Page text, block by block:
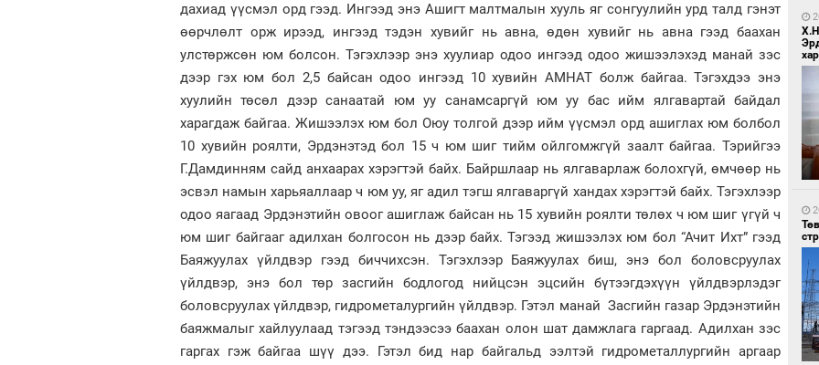
дахиад үүсмэл орд гээд. Ингээд энэ Ашигт малтмалын хууль яг сонгуулийн урд талд гэнэт
өөрчлөлт орж ирээд, ингээд тэдэн хувийг нь авна, өдөн хувийг нь авна гээд баахан
улстөржсөн юм болсон. Тэгэхлээр энэ хуулиар одоо ингээд одоо жишээлэхэд манай зэс
дээр гэх юм бол 2,5 байсан одоо ингээд 10 хувийн АМНАТ болж байгаа. Тэгэхдээ энэ
хуулийн төсөл дээр санаатай юм уу санамсаргүй юм уу бас ийм ялгавартай байдал
харагдаж байгаа. Жишээлэх юм бол Оюу толгой дээр ийм үүсмэл орд ашиглах юм болбол
10 хувийн роялти, Эрдэнэтэд бол 15 ч юм шиг тийм ойлгомжгүй заалт байгаа. Тэрийгээ
Г.Дамдинням сайд анхаарах хэрэгтэй байх. Байршлаар нь ялгаварлаж болохгүй, өмчөөр нь
эсвэл намын харьяаллаар ч юм уу, яг адил тэгш ялгаваргүй хандах хэрэгтэй байх. Тэгэхлээр
одоо яагаад Эрдэнэтийн овоог ашиглаж байсан нь 15 хувийн роялти төлөх ч юм шиг үгүй ч
юм шиг байгааг адилхан болгосон нь дээр байх. Тэгээд жишээлэх юм бол “Ачит Ихт” гээд
Баяжуулах үйлдвэр гээд биччихсэн. Тэгэхлээр Баяжуулах биш, энэ бол боловсруулах
үйлдвэр, энэ бол төр засгийн бодлогод нийцсэн эцсийн бүтээгдэхүүн үйлдвэрлэдэг
боловсруулах үйлдвэр, гидрометалургийн үйлдвэр. Гэтэл манай Засгийн газар Эрдэнэтийн
баяжмалыг хайлуулаад тэгээд тэндээсээ баахан олон шат дамжлага гаргаад. Адилхан зэс
гаргах гэж байгаа шүү дээ. Гэтэл бид нар байгальд ээлтэй гидрометаллургийн аргаар